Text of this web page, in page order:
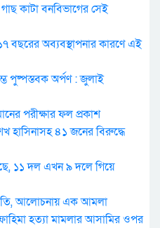
কাটা বনবিভাগের সেই
বছরের অব্যবস্থাপনার কারণে এই
পুষ্পস্তবক অর্পণ : জুলাই
পরীক্ষার ফল প্রকাশ
হাসিনাসহ ৪১ জনের বিরুদ্ধে
১১ দল এখন ৯ দলে গিয়ে
আলোচনায় এক আমলা
হত্যা মামলার আসামির ওপর